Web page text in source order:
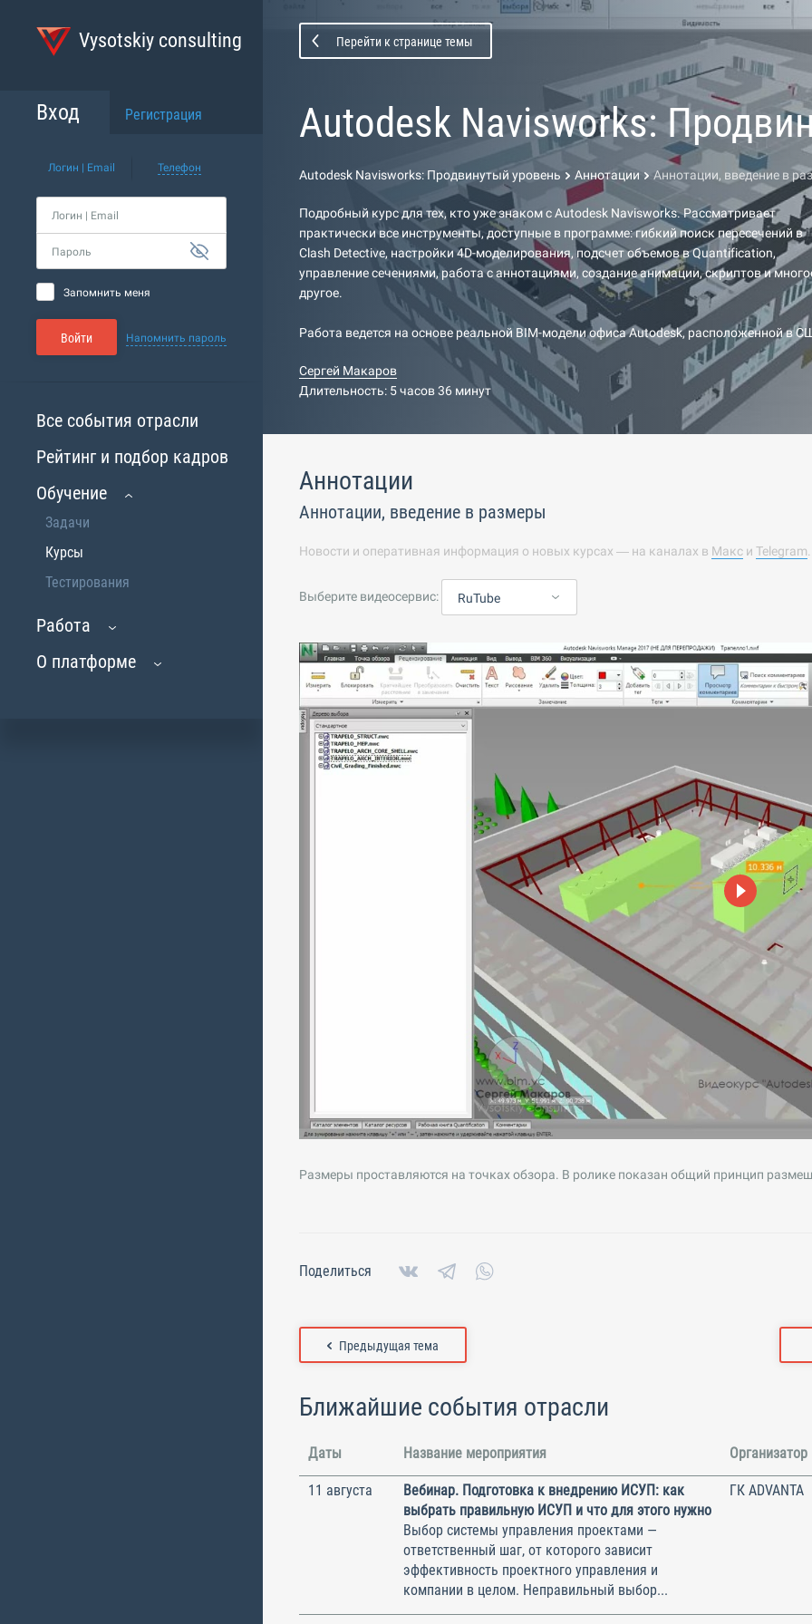
Vysotskiy consulting
Вход Регистрация
Логин | Email Телефон
Логин | Email
Пароль
Запомнить меня
Войти Напомнить пароль
Все события отрасли
Рейтинг и подбор кадров
Обучение
Задачи
Курсы
Тестирования
Работа
О платформе
Перейти к странице темы
Autodesk Navisworks:
Autodesk Navisworks: Продвинутый уровень Аннотации Аннотации, введение в
Подробный курс для тех, кто уже знаком с Autodesk Navisworks. Рассматривает
практически все инструменты, доступные в программе: гибкий поиск пересечений в
Clash Detective, настройки 4D-моделирования, подсчет объемов в Quantification,
управление сечениями, работа с аннотациями, создание анимации, скриптов и
другое.
Работа ведется на основе реальной BIM-модели офиса Autodesk, расположенной в
Сергей Макаров
Длительность: 5 часов 36 минут
Аннотации
Аннотации, введение в размеры
Новости и оперативная информация о новых курсах — на каналах в Макс и Telegram
Выберите видеосервис: RuTube
Размеры проставляются на точках обзора. В ролике показан общий принцип
Поделиться
Предыдущая тема
Ближайшие события отрасли
Даты Название мероприятия Организатор
11 августа
Вебинар. Подготовка к внедрению ИСУП: как
выбрать правильную ИСУП и что для этого нужно
Выбор системы управления проектами —
ответственный шаг, от которого зависит
эффективность проектного управления и
компании в целом. Неправильный выбор...
ГК ADVANTA